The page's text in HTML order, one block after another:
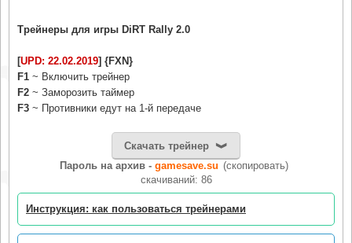
Трейнеры для игры DiRT Rally 2.0
[UPD: 22.02.2019] {FXN}
F1 ~ Включить трейнер
F2 ~ Заморозить таймер
F3 ~ Противники едут на 1-й передаче
Скачать трейнер
Пароль на архив - gamesave.su (скопировать)
cкачиваний: 86
Инструкция: как пользоваться трейнерами